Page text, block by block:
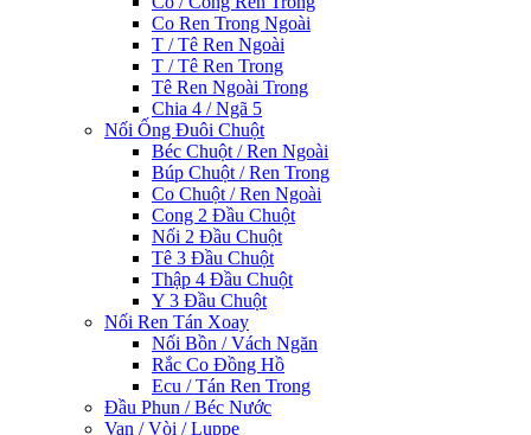
Co Ren Trong Ngoài
T / Tê Ren Ngoài
T / Tê Ren Trong
Tê Ren Ngoài Trong
Chia 4 / Ngã 5
Nối Ống Đuôi Chuột
Béc Chuột / Ren Ngoài
Búp Chuột / Ren Trong
Co Chuột / Ren Ngoài
Cong 2 Đầu Chuột
Nối 2 Đầu Chuột
Tê 3 Đầu Chuột
Thập 4 Đầu Chuột
Y 3 Đầu Chuột
Nối Ren Tán Xoay
Nối Bồn / Vách Ngăn
Rắc Co Đồng Hồ
Ecu / Tán Ren Trong
Đầu Phun / Béc Nước
Van / Vòi / Luppe